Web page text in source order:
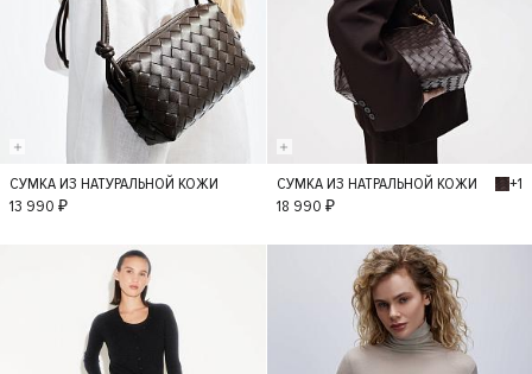
S
СУМКА ИЗ НАТУРАЛЬНОЙ КОЖИ
13 990 ₽
S
СУМКА ИЗ НАТРАЛЬНОЙ КОЖИ
+1
18 990 ₽